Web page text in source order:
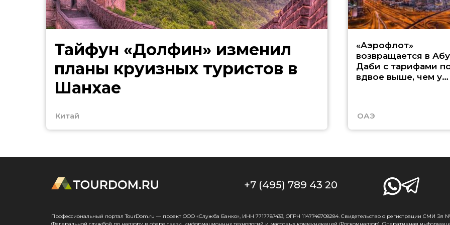
Тайфун «Долфин» изменил
планы круизных туристов в
Шанхае
Китай
«Аэрофлот»
возвращается в
Даби с тарифами
вдвое выше, чем у
ОАЭ
+7 (495) 789 43 20
Профессиональный портал TourDom.ru — проект ООО «Служба Банко», ИНН 7717787433, ОГРН 1147746708284. Свидетельство о регистрации СМИ Эл №